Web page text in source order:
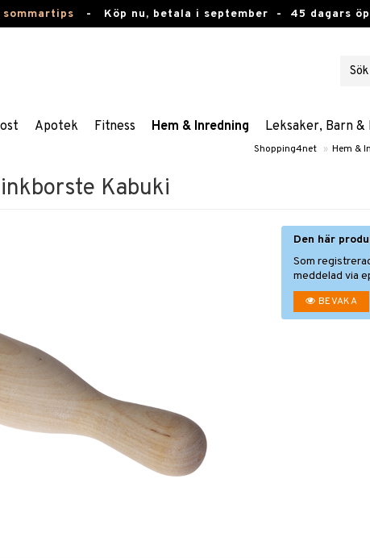
- Köp nu, betala i september - 45 dagars
Apotek Fitness Hem & Inredning Leksaker, Barn &
Shopping4net » Hem &
Kabuki
Den här
Som
meddelad via
BEVAKA